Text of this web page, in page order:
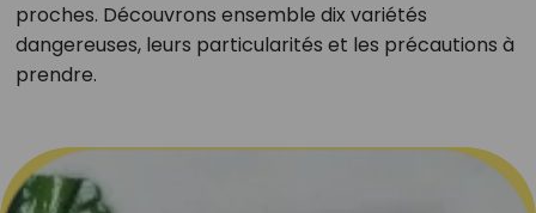
proches. Découvrons ensemble dix variétés
dangereuses, leurs particularités et les précautions à
prendre.